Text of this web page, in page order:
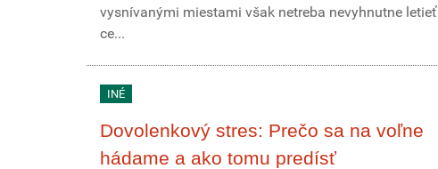
vysnívanými miestami však netreba nevyhnutne letieť
ce...
INÉ
Dovolenkový stres: Prečo sa na voľne
hádame a ako tomu predísť